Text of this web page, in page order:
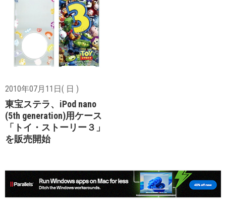
2010年07月11日( 日 )
東宝ステラ、iPod nano
(5th generation)用ケース
「トイ・ストーリー３」
を販売開始